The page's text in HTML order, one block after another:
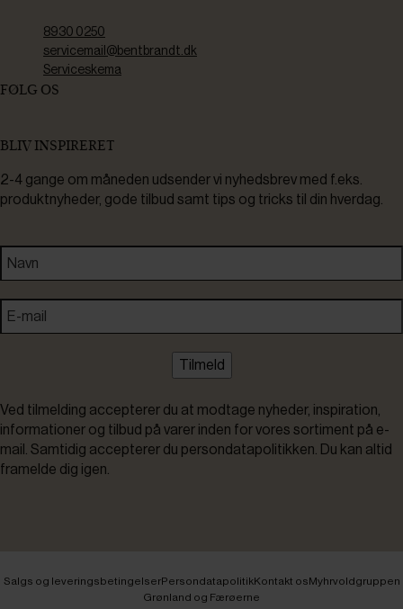
8930 0250
servicemail@bentbrandt.dk
Serviceskema
FØLG OS
BLIV INSPIRERET
2-4 gange om måneden udsender vi nyhedsbrev med f.eks.
produktnyheder, gode tilbud samt tips og tricks til din hverdag.
Tilmeld
Ved tilmelding accepterer du at modtage nyheder, inspiration,
informationer og tilbud på varer inden for vores sortiment på e-
mail. Samtidig accepterer du persondatapolitikken. Du kan altid
framelde dig igen.
Salgs og leveringsbetingelserPersondatapolitikKontakt osMyhrvoldgruppen
Grønland og Færøerne